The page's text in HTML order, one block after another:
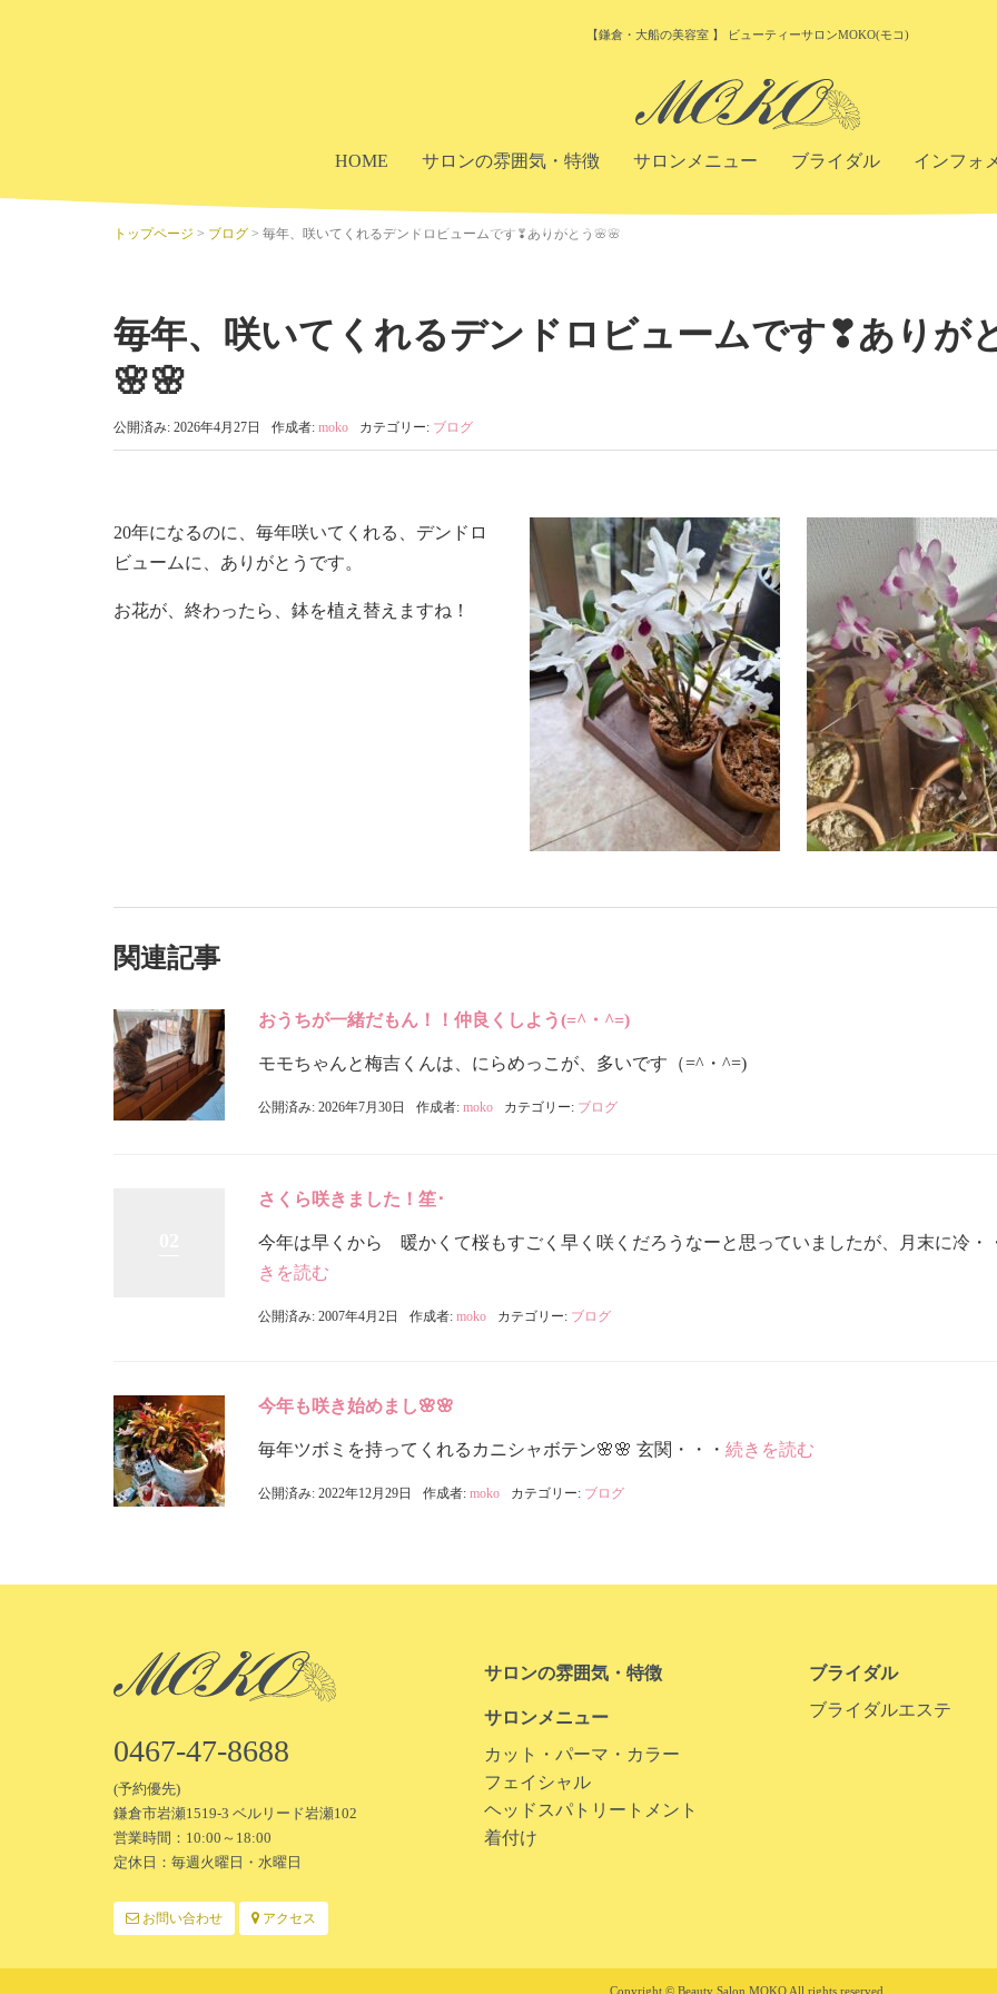
【鎌倉・大船の美容室 】 ビューティーサロンMOKO(モコ)
HOME サロンの雰囲気・特徴 サロンメニュー ブライダル インフォ
トップページ > ブログ > 毎年、咲いてくれるデンドロビュームです❣ありがとう🌸🌸
毎年、咲いてくれるデンドロビュームです❣ありが
🌸🌸
公開済み: 2026年4月27日 作成者: moko カテゴリー: ブログ
20年になるのに、毎年咲いてくれる、デンドロ
ビュームに、ありがとうです。
お花が、終わったら、鉢を植え替えますね！
関連記事
おうちが一緒だもん！！仲良くしよう(=^・^=)
モモちゃんと梅吉くんは、にらめっこが、多いです（=^・^=)
公開済み: 2026年7月30日 作成者: moko カテゴリー: ブログ
さくら咲きました！笙･
今年は早くから 暖かくて桜もすごく早く咲くだろうなーと思っていましたが、月末に冷・
きを読む
公開済み: 2007年4月2日 作成者: moko カテゴリー: ブログ
今年も咲き始めまし🌸🌸
毎年ツボミを持ってくれるカニシャボテン🌸🌸 玄関・・・ 続きを読む
公開済み: 2022年12月29日 作成者: moko カテゴリー: ブログ
0467-47-8688
(予約優先)
鎌倉市岩瀬1519-3 ベルリード岩瀬102
営業時間：10:00～18:00
定休日：毎週火曜日・水曜日
お問い合わせ アクセス
サロンの雰囲気・特徴
サロンメニュー
カット・パーマ・カラー
フェイシャル
ヘッドスパトリートメント
着付け
ブライダル
ブライダルエステ
Copyright © Beauty Salon MOKO All rights reserved.